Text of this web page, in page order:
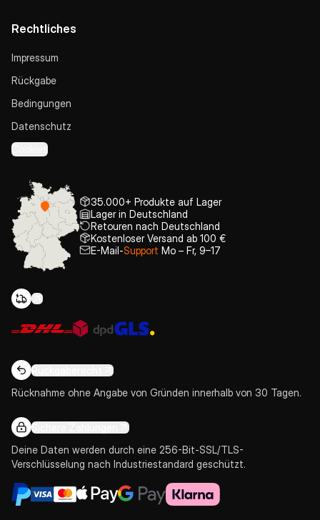
Rechtliches
Impressum
Rückgabe
Bedingungen
Datenschutz
Cookies
35.000+ Produkte auf Lager
Lager in Deutschland
Retouren nach Deutschland
Kostenloser Versand ab 100 €
E-Mail-Support Mo – Fr, 9–17
Rückgaberecht
Rücknahme ohne Angabe von Gründen innerhalb von 30 Tagen.
Sichere Zahlungen
Deine Daten werden durch eine 256-Bit-SSL/TLS-
Verschlüsselung nach Industriestandard geschützt.